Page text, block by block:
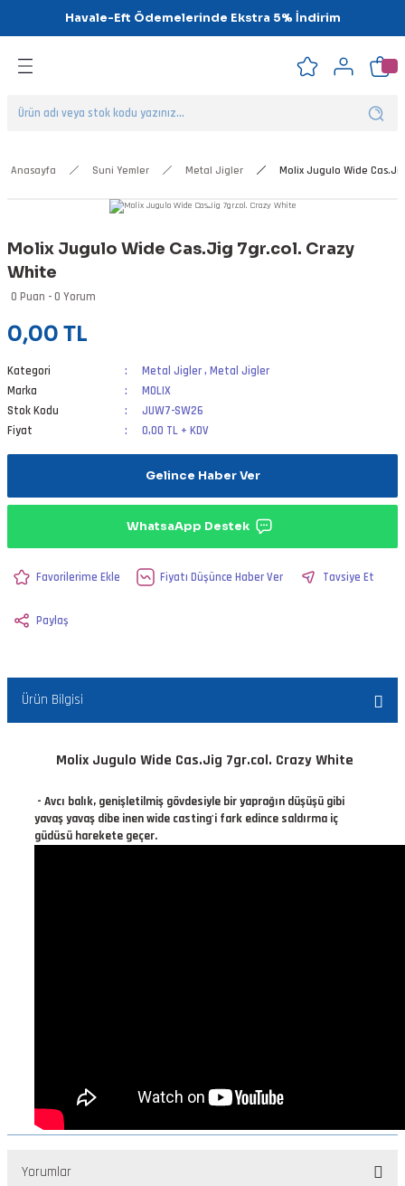
Havale-Eft Ödemelerinde Ekstra 5% İndirim
Geri Dön
Geri Dön
Geri Dön
Geri Dön
Geri Dön
Geri Dön
Anasayfa Suni Yemler Metal Jigler Molix Jugulo Wide
Molix Jugulo Wide Cas.Jig 7gr.col. Crazy
White
0 Puan - 0 Yorum
0,00 TL
Kategori Metal Jigler , Metal Jigler
Marka
MOLIX
Stok Kodu
JUW7-SW26
Fiyat
0,00 TL + KDV
Gelince Haber Ver
WhatsaApp Destek
Fiyatı Düşünce Haber Ver Tavsiye Et
Paylaş
Ürün Bilgisi
Molix Jugulo Wide Cas.Jig 7gr.col. Crazy White
- Avcı balık, genişletilmiş gövdesiyle bir yaprağın düşüşü gibi
yavaş yavaş dibe inen wide casting'i fark edince saldırma iç
güdüsü harekete geçer.
Yorumlar